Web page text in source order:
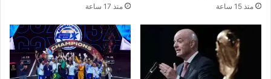
منذ 15 ساعة منذ 17 ساعة